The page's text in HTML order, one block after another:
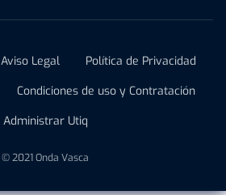
Aviso Legal
Política de Privacidad
Condiciones de uso y Contratación
Administrar Utiq
© 2021 Onda Vasca